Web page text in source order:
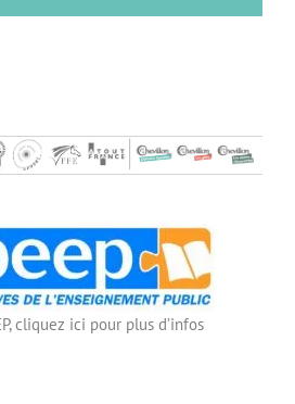
cliquez ici pour plus d’infos